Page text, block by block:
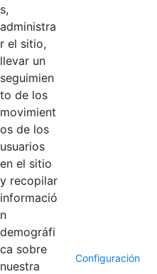
Mostrando el intervalo
s,
administra
r el sitio,
llevar un
seguimien
to de los
movimient
os de los
usuarios
en el sitio
y recopilar
informació
n
demográfi
ca sobre
nuestra
Configuración